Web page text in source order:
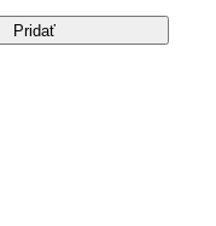
Pridať